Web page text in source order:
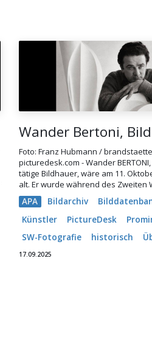
Wander Bertoni,
Foto: Franz Hubmann /
picturedesk.com - Wander
tätige Bildhauer, wäre am 11.
alt. Er wurde während des Zweiten
APA
Bildarchiv
Künstler
PictureDesk
SW-Fotografie
historisch
17.09.2025